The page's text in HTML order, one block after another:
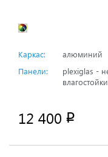
Каркас:
алюминий
Панели:
plexiglas -
12 400 p